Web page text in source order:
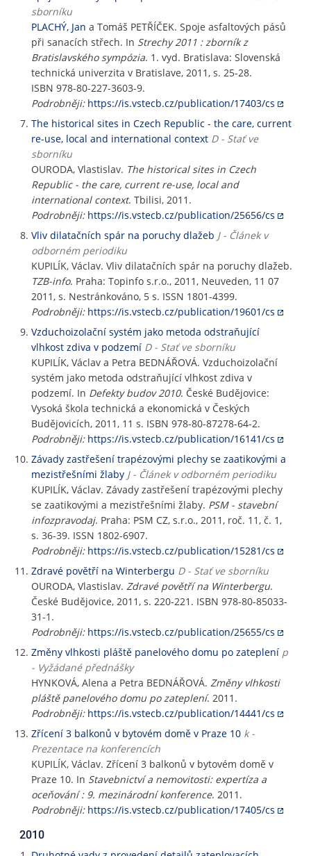
sborníku
PLACHÝ, Jan a Tomáš PETŘÍČEK. Spoje asfaltových pásů
při sanacích střech. In Strechy 2011 : zborník z
Bratislavského sympózia. 1. vyd. Bratislava: Slovenská
technická univerzita v Bratislave, 2011, s. 25-28.
ISBN 978-80-227-3603-9.
Podrobněji: https://is.vstecb.cz/publication/17403/cs
The historical sites in Czech Republic - the care, current
re-use, local and international context D - Stať ve
sborníku
OURODA, Vlastislav. The historical sites in Czech
Republic - the care, current re-use, local and
international context. Tbilisi, 2011.
Podrobněji: https://is.vstecb.cz/publication/25656/cs
Vliv dilatačních spár na poruchy dlažeb J - Článek v
odborném periodiku
KUPILÍK, Václav. Vliv dilatačních spár na poruchy dlažeb.
TZB-info. Praha: Topinfo s.r.o., 2011, Neuveden, 11 07
2011, s. Nestránkováno, 5 s. ISSN 1801-4399.
Podrobněji: https://is.vstecb.cz/publication/19601/cs
Vzduchoizolační systém jako metoda odstraňující
vlhkost zdiva v podzemí D - Stať ve sborníku
KUPILÍK, Václav a Petra BEDNÁŘOVÁ. Vzduchoizolační
systém jako metoda odstraňující vlhkost zdiva v
podzemí. In Defekty budov 2010. České Budějovice:
Vysoká škola technická a ekonomická v Českých
Budějovicích, 2011, 11 s. ISBN 978-80-87278-64-2.
Podrobněji: https://is.vstecb.cz/publication/16141/cs
Závady zastřešení trapézovými plechy se zaatikovými a
mezistřešními žlaby J - Článek v odborném periodiku
KUPILÍK, Václav. Závady zastřešení trapézovými plechy
se zaatikovými a mezistřešními žlaby. PSM - stavební
infozpravodaj. Praha: PSM CZ, s.r.o., 2011, roč. 11, č. 1,
s. 36-39. ISSN 1802-6907.
Podrobněji: https://is.vstecb.cz/publication/15281/cs
Zdravé povětří na Winterbergu D - Stať ve sborníku
OURODA, Vlastislav. Zdravé povětří na Winterbergu.
České Budějovice, 2011, s. 220-221. ISBN 978-80-85033-
31-1.
Podrobněji: https://is.vstecb.cz/publication/25655/cs
Změny vlhkosti pláště panelového domu po zateplení p
- Vyžádané přednášky
HYNKOVÁ, Alena a Petra BEDNÁŘOVÁ. Změny vlhkosti
pláště panelového domu po zateplení. 2011.
Podrobněji: https://is.vstecb.cz/publication/14441/cs
Zřícení 3 balkonů v bytovém domě v Praze 10 k -
Prezentace na konferencích
KUPILÍK, Václav. Zřícení 3 balkonů v bytovém domě v
Praze 10. In Stavebnictví a nemovitosti: expertíza a
oceňování : 9. mezinárodní konference. 2011.
Podrobněji: https://is.vstecb.cz/publication/17405/cs
2010